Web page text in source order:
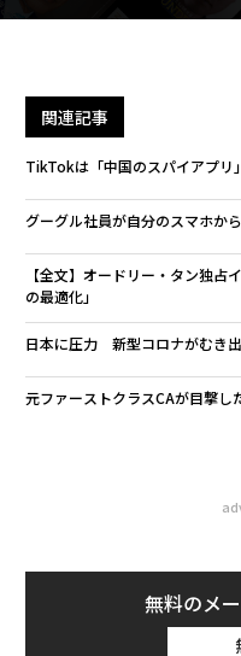
関連記事
TikTokは「中国のスパイアプリ
グーグル社員が自分のスマホか
【全文】オードリー・タン独占
の最適化」
日本に圧力 新型コロナがむき
元ファーストクラスCAが目撃し
無料のメ